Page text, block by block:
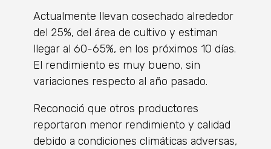
Actualmente llevan cosechado alrededor
del 25%, del área de cultivo y estiman
llegar al 60-65%, en los próximos 10 días.
El rendimiento es muy bueno, sin
variaciones respecto al año pasado.
Reconoció que otros productores
reportaron menor rendimiento y calidad
debido a condiciones climáticas adversas,